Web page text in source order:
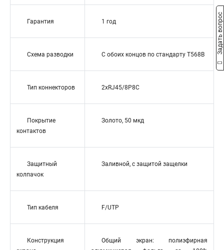
Гарантия 1 год
Схема разводки С обоих концов по стандарту T568B
Тип коннекторов 2xRJ45/8P8C
Покрытие
контактов
Золото, 50 мкд
Защитный
колпачок
Заливной, с защитой защелки
Тип кабеля F/UTP
Конструкция
Общий экран: полиэфирная
Задать вопрос